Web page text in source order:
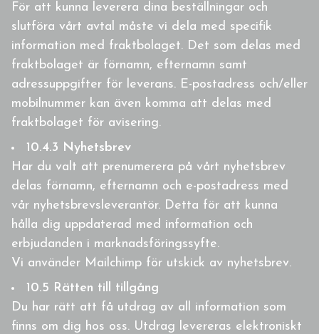
För att kunna leverera dina beställningar och
slutföra vårt avtal måste vi dela med specifik
information med fraktbolaget. Det som delas med
fraktbolaget är förnamn, efternamn samt
adressuppgifter för leverans. E-postadress och/eller
mobilnummer kan även komma att delas med
fraktbolaget för avisering.
10.4.3 Nyhetsbrev
Har du valt att prenumerera på vårt nyhetsbrev
delas förnamn, efternamn och e-postadress med
vår nyhetsbrevsleverantör. Detta för att kunna
hålla dig uppdaterad med information och
erbjudanden i marknadsföringssyfte.
Vi använder Mailchimp för utskick av nyhetsbrev.
10.5 Rätten till tillgång
Du har rätt att få utdrag av all information som
finns om dig hos oss. Utdrag levereras elektroniskt